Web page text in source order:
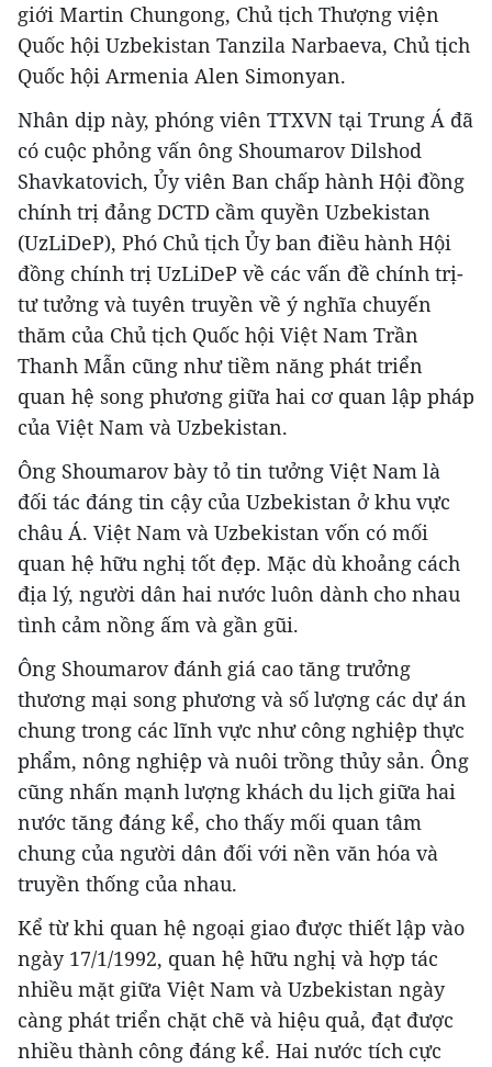
giới Martin Chungong, Chủ tịch Thượng viện
Quốc hội Uzbekistan Tanzila Narbaeva, Chủ tịch
Quốc hội Armenia Alen Simonyan.
Nhân dịp này, phóng viên TTXVN tại Trung Á đã
có cuộc phỏng vấn ông Shoumarov Dilshod
Shavkatovich, Ủy viên Ban chấp hành Hội đồng
chính trị đảng DCTD cầm quyền Uzbekistan
(UzLiDeP), Phó Chủ tịch Ủy ban điều hành Hội
đồng chính trị UzLiDeP về các vấn đề chính trị-
tư tưởng và tuyên truyền về ý nghĩa chuyến
thăm của Chủ tịch Quốc hội Việt Nam Trần
Thanh Mẫn cũng như tiềm năng phát triển
quan hệ song phương giữa hai cơ quan lập pháp
của Việt Nam và Uzbekistan.
Ông Shoumarov bày tỏ tin tưởng Việt Nam là
đối tác đáng tin cậy của Uzbekistan ở khu vực
châu Á. Việt Nam và Uzbekistan vốn có mối
quan hệ hữu nghị tốt đẹp. Mặc dù khoảng cách
địa lý, người dân hai nước luôn dành cho nhau
tình cảm nồng ấm và gần gũi.
Ông Shoumarov đánh giá cao tăng trưởng
thương mại song phương và số lượng các dự án
chung trong các lĩnh vực như công nghiệp thực
phẩm, nông nghiệp và nuôi trồng thủy sản. Ông
cũng nhấn mạnh lượng khách du lịch giữa hai
nước tăng đáng kể, cho thấy mối quan tâm
chung của người dân đối với nền văn hóa và
truyền thống của nhau.
Kể từ khi quan hệ ngoại giao được thiết lập vào
ngày 17/1/1992, quan hệ hữu nghị và hợp tác
nhiều mặt giữa Việt Nam và Uzbekistan ngày
càng phát triển chặt chẽ và hiệu quả, đạt được
nhiều thành công đáng kể. Hai nước tích cực